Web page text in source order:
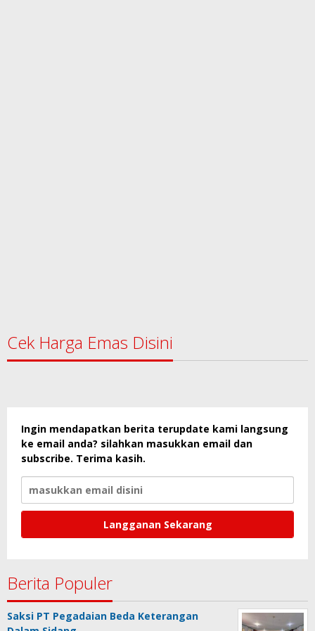
Cek Harga Emas Disini
Ingin mendapatkan berita terupdate kami langsung
ke email anda? silahkan masukkan email dan
subscribe. Terima kasih.
Berita Populer
Saksi PT Pegadaian Beda Keterangan